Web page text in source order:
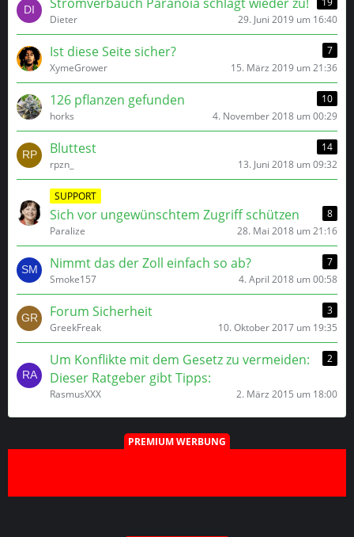
Dieter
29. Juni 2019 um 16:40
Ist diese Seite sicher?
7
XymeGrower
15. März 2019 um 21:36
126 pflanzen gefunden
10
horks
4. November 2018 um 00:29
Bluttest
14
rpzn_
13. Juni 2018 um 09:32
SUPPORT
Sich vor ungewünschtem Zugriff schützen
8
Paralize
28. Mai 2018 um 21:16
Nimmt das der Zoll einfach so ab?
7
Smoke157
4. April 2018 um 00:58
Forum Sicherheit
3
GreekFreak
10. Oktober 2017 um 19:35
Um Konflikte mit dem Gesetz zu vermeiden:
Dieser Ratgeber gibt Tipps:
2
RasmusXXX 2. März 2015 um 18:00
PREMIUM WERBUNG